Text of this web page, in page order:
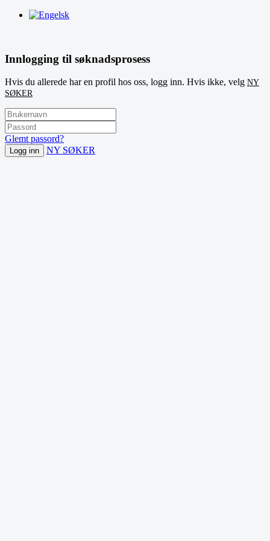
Innlogging til søknadsprosess
Hvis du allerede har en profil hos oss, logg inn. Hvis ikke, velg NY
SØKER
Glemt passord?
Logg inn NY SØKER